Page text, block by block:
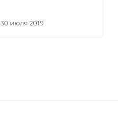
30 июля 2019